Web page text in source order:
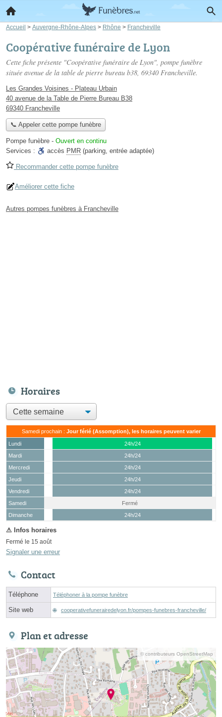
Accueil > Auvergne-Rhône-Alpes > Rhône > Francheville
Coopérative funéraire de Lyon
Cette fiche présente "Coopérative funéraire de Lyon", pompe funèbre
située avenue de la table de pierre bureau b38, 69340 Francheville.
Les Grandes Voisines - Plateau Urbain
40 avenue de la Table de Pierre Bureau B38
69340 Francheville
📞 Appeler cette pompe funèbre
Pompe funèbre - Ouvert en continu
Services :
accès PMR (parking, entrée adaptée)
Recommander cette pompe funèbre
Améliorer cette fiche
Autres pompes funèbres à Francheville
Horaires
Samedi prochain : Jour férié (Assomption), les horaires peuvent varier
Lundi
24h/24
Mardi
24h/24
Mercredi
24h/24
Jeudi
24h/24
Vendredi
24h/24
Samedi
(15 août)
Fermé
Dimanche
24h/24
Fermé le 15 août
Signaler une erreur
Contact
Téléphone Téléphoner à la pompe funèbre
Site web cooperativefunerairedelyon.fr/pompes-funebres-francheville/
Plan et adresse
© contributeurs OpenStreetMap